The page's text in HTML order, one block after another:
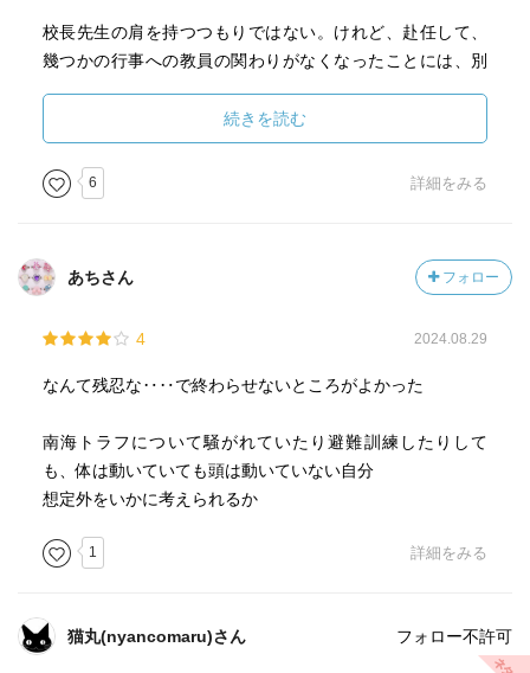
校長先生の肩を持つつもりではない。けれど、赴任して、
幾つかの行事への教員の関わりがなくなったことには、別
先生の熱さ、冷たさだけを浮き彫りにするのではなく、そ
の裏側にあったはずの組織としての課題、体制のあり方、
教育委員会との関係……そこに大きなものが隠れているの
学ぶ。学んで刻を進める。
れらを束ねているような、大きなところにいる人にも、大
切な本だと思う。
続きを読む
6 詳細をみる
あちさん フォロー
4 2024.08.29
なんて残忍な‥‥で終わらせないところがよかった
南海トラフについて騒がれていたり避難訓練したりして
も、体は動いていても頭は動いていない自分
想定外をいかに考えられるか
1 詳細をみる
猫丸(nyancomaru)さん フォロー不許可